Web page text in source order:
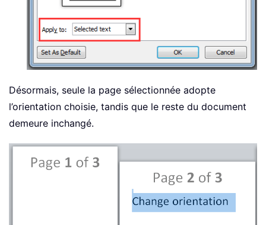
Désormais, seule la page sélectionnée adopte
l’orientation choisie, tandis que le reste du document
demeure inchangé.